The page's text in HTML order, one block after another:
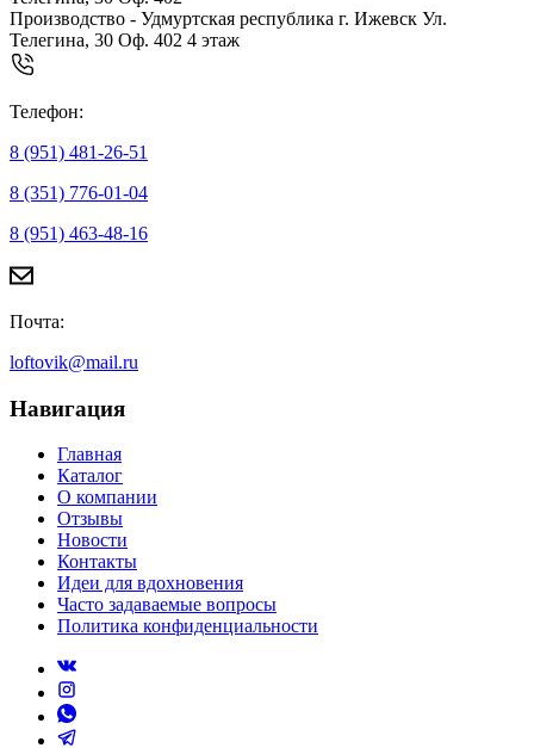
Производство - Удмуртская республика г. Ижевск Ул.
Телегина, 30 Оф. 402 4 этаж
Телефон:
8 (951) 481-26-51
8 (351) 776-01-04
8 (951) 463-48-16
Почта:
loftovik@mail.ru
Навигация
Главная
Каталог
О компании
Отзывы
Новости
Контакты
Идеи для вдохновения
Часто задаваемые вопросы
Политика конфиденциальности